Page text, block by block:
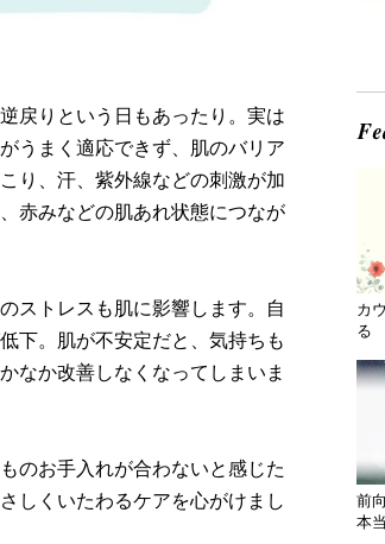
戻りという日もあったり。実は
うまく適応できず、肌のバリア
り、汗、紫外線などの刺激が加
赤みなどの肌あれ状態につなが
ストレスも肌に影響します。自
下。肌が不安定だと、気持ちも
なか改善しなくなってしまいま
のお手入れが合わないと感じた
しくいたわるケアを心がけまし
カ
る
前
本